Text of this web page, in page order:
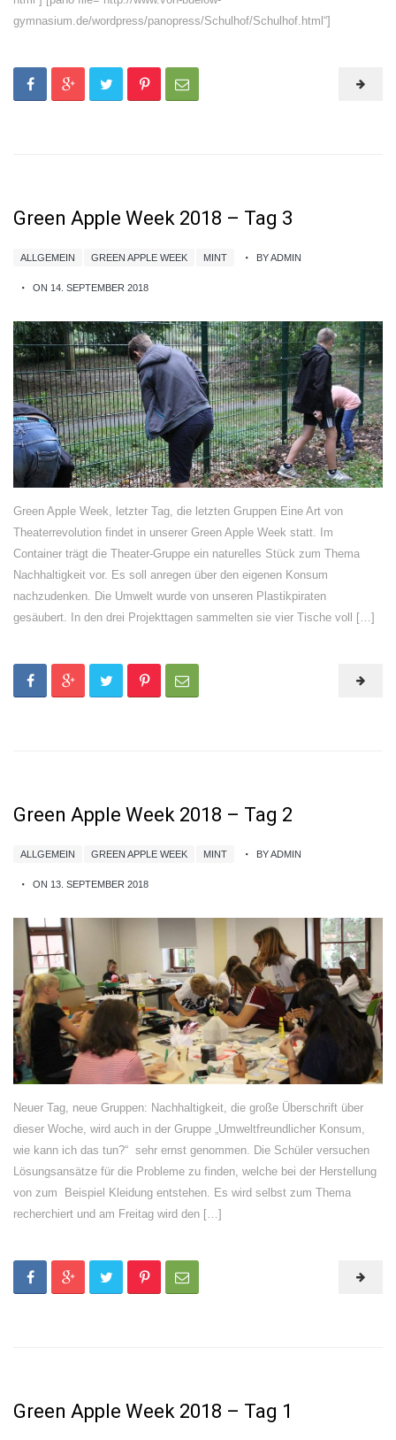
gymnasium.de/wordpress/panopress/Schulhof/Schulhof.html“]
Green Apple Week 2018 – Tag 3
ALLGEMEIN GREEN APPLE WEEK MINT BY ADMIN
ON 14. SEPTEMBER 2018
Green Apple Week, letzter Tag, die letzten Gruppen Eine Art von
Theaterrevolution findet in unserer Green Apple Week statt. Im
Container trägt die Theater-Gruppe ein naturelles Stück zum Thema
Nachhaltigkeit vor. Es soll anregen über den eigenen Konsum
nachzudenken. Die Umwelt wurde von unseren Plastikpiraten
gesäubert. In den drei Projekttagen sammelten sie vier Tische voll […]
Green Apple Week 2018 – Tag 2
ALLGEMEIN GREEN APPLE WEEK MINT BY ADMIN
ON 13. SEPTEMBER 2018
Neuer Tag, neue Gruppen: Nachhaltigkeit, die große Überschrift über
dieser Woche, wird auch in der Gruppe „Umweltfreundlicher Konsum,
wie kann ich das tun?“ sehr ernst genommen. Die Schüler versuchen
Lösungsansätze für die Probleme zu finden, welche bei der Herstellung
von zum Beispiel Kleidung entstehen. Es wird selbst zum Thema
recherchiert und am Freitag wird den […]
Green Apple Week 2018 – Tag 1